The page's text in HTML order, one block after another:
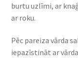
burtu uzlīmi, ar
ar roku.
Pēc pareiza vārda
iepazīstināt ar